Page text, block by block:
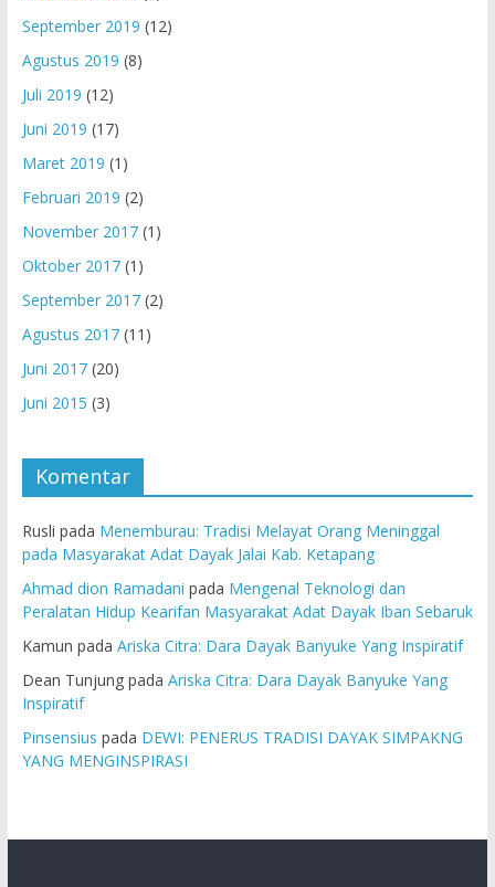
September 2019 (12)
Agustus 2019 (8)
Juli 2019 (12)
Juni 2019 (17)
Maret 2019 (1)
Februari 2019 (2)
November 2017(1)
Oktober 2017(1)
September 2017(2)
Agustus 2017(11)
Juni 2017(20)
Juni 2015 (3)
Komentar
Rusli pada Menemburau: Tradisi Melayat Orang Meninggal
pada Masyarakat Adat Dayak Jalai Kab. Ketapang
Ahmad dion Ramadani pada Mengenal Teknologi dan
Peralatan Hidup Kearifan Masyarakat Adat Dayak Iban Sebaruk
Kamun pada Ariska Citra: Dara Dayak Banyuke Yang Inspiratif
Dean Tunjungpada Ariska Citra: Dara Dayak Banyuke Yang
Inspiratif
Pinsensius pada DEWI: PENERUS TRADISI DAYAK SIMPAKNG
YANG MENGINSPIRASI